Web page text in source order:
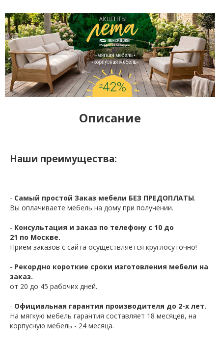
Описание
Наши преимущества:
- Самый простой Заказ мебели БЕЗ ПРЕДОПЛАТЫ.
Вы оплачиваете мебель на дому при получении.
- Консультация и заказ по телефону с 10 до
21 по Москве.
Приём заказов с сайта осуществляется круглосуточно!
- Рекордно короткие сроки изготовления мебели на
заказ.
от 20 до 45 рабочих дней.
- Официальная гарантия производителя до 2-х лет.
На мягкую мебель гарантия составляет 18 месяцев, на
корпусную мебель - 24 месяца.